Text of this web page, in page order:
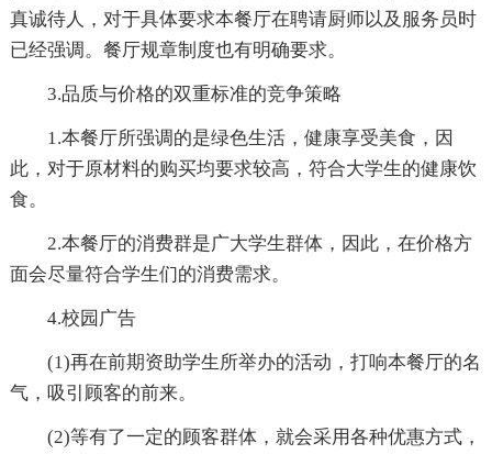
真诚待人，对于具体要求本餐厅在聘请厨师以及服务员时
已经强调。餐厅规章制度也有明确要求。
3.品质与价格的双重标准的竞争策略
1.本餐厅所强调的是绿色生活，健康享受美食，因
此，对于原材料的购买均要求较高，符合大学生的健康饮
食。
2.本餐厅的消费群是广大学生群体，因此，在价格方
面会尽量符合学生们的消费需求。
4.校园广告
(1)再在前期资助学生所举办的活动，打响本餐厅的名
气，吸引顾客的前来。
(2)等有了一定的顾客群体，就会采用各种优惠方式，